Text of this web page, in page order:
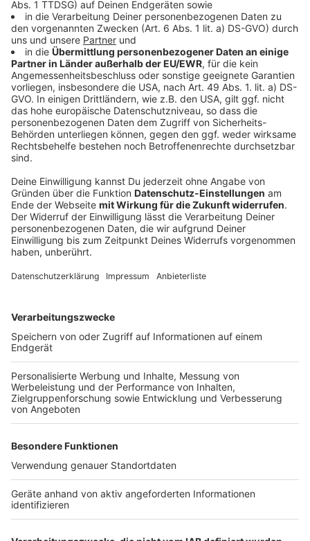
Es wird geplant, bis zu200 Maschinen
Einsatz zu geben. dabei sollen20 Flugplätze
angeflogen werden.
Anzeige
Land NRW sieht ein Angebot für Jedermann
Anzeige
Verkehrsminister Wüst hat auf der offiziellen
Pressekonferenz betont, dass dieses Angebot nicht
nur für Geschäftsleute gemacht ist, die sich so einen
Flug leisten können. Denn: "Ich glaube, das wird ein
Angebot für Jedermann. Bei 300 Kilometern in der
Stunde werden Strecken zurückgelegt, dass man sich
solcher Flug erschwinglich." Deshalb unterstützt das
Land dieses Flugtaxi-Vorhaben. Zwar nicht finanziell,
aber sie würden sich vor allem um die Vernetzung zu
den einzelnen Flughäfen kümmern.
Autor: Joachim Schultheis / José Narciandi
Anzeige
©Narciandi
Verkehrsminister Hendrik Wüst hat zusammen mit der